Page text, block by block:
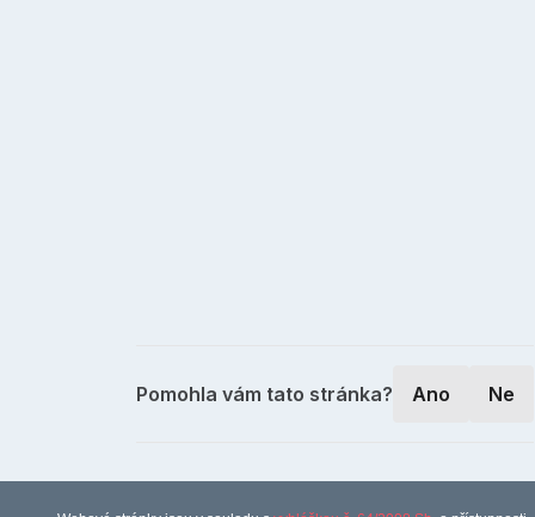
Pomohla vám tato stránka? Ano Ne